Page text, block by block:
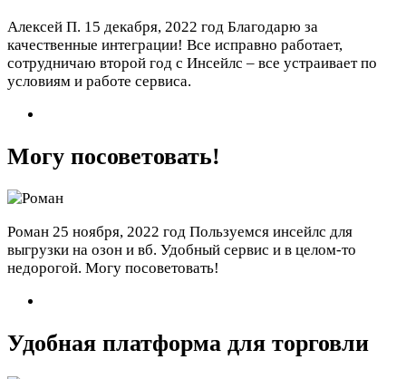
Алексей П. 15 декабря, 2022 год Благодарю за
качественные интеграции! Все исправно работает,
сотрудничаю второй год с Инсейлс – все устраивает по
условиям и работе сервиса.
Могу посоветовать!
Роман 25 ноября, 2022 год Пользуемся инсейлс для
выгрузки на озон и вб. Удобный сервис и в целом-то
недорогой. Могу посоветовать!
Удобная платформа для торговли